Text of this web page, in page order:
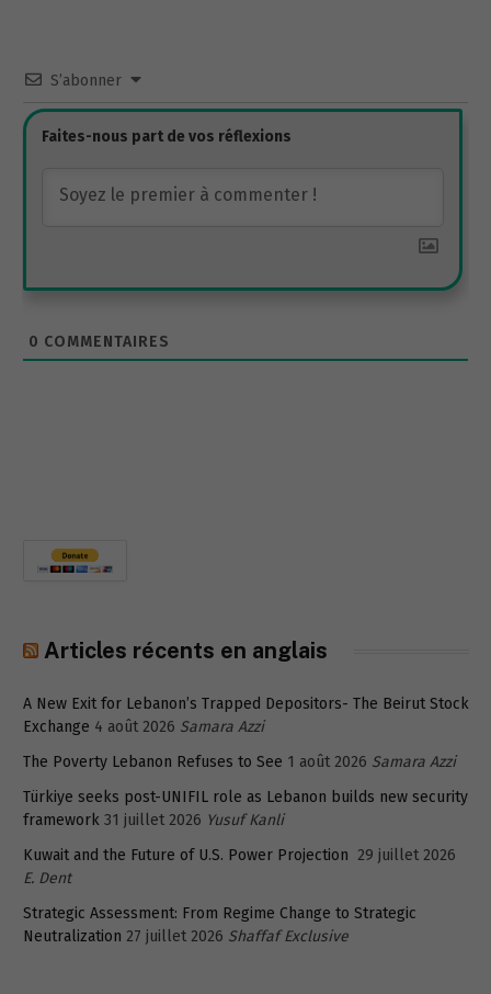
S’abonner
0 COMMENTAIRES
Articles récents en anglais
A New Exit for Lebanon’s Trapped Depositors- The Beirut Stock
Exchange 4 août 2026 Samara Azzi
The Poverty Lebanon Refuses to See 1 août 2026 Samara Azzi
Türkiye seeks post-UNIFIL role as Lebanon builds new security
framework 31 juillet 2026 Yusuf Kanli
Kuwait and the Future of U.S. Power Projection 29 juillet 2026
E. Dent
Strategic Assessment: From Regime Change to Strategic
Neutralization 27 juillet 2026 Shaffaf Exclusive